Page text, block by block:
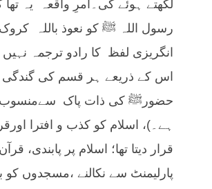
لکھتے ہوئے کی۔امرِ واقعہ یہ
رسول اللہ ﷺ کو نعوذ باللہ
انگریزی لفظ کا رادو ترجمہ نہیں
اس کے ذریعے ہر قسم کی گندگی
حضورﷺ کی ذات پاک سےمنسوب
ہے۔)، اسلام کو کذب و افترا
قرار دیتا تھا؛ اسلام پر پابندی،
پارلیمنٹ سے نکالنے ،مسجدوں کو